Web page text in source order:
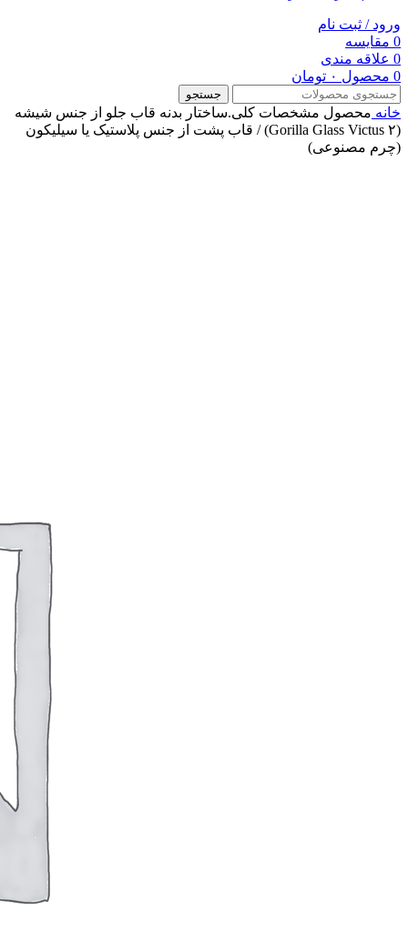
ورود / ثبت نام
0 مقایسه
0 علاقه مندی
0 محصول ۰ تومان
جستجو
خانه محصول مشخصات کلی.ساختار بدنه قاب جلو از جنس شیشه
(Gorilla Glass Victus ۲) / قاب پشت از جنس پلاستیک یا سیلیکون
(چرم مصنوعی)